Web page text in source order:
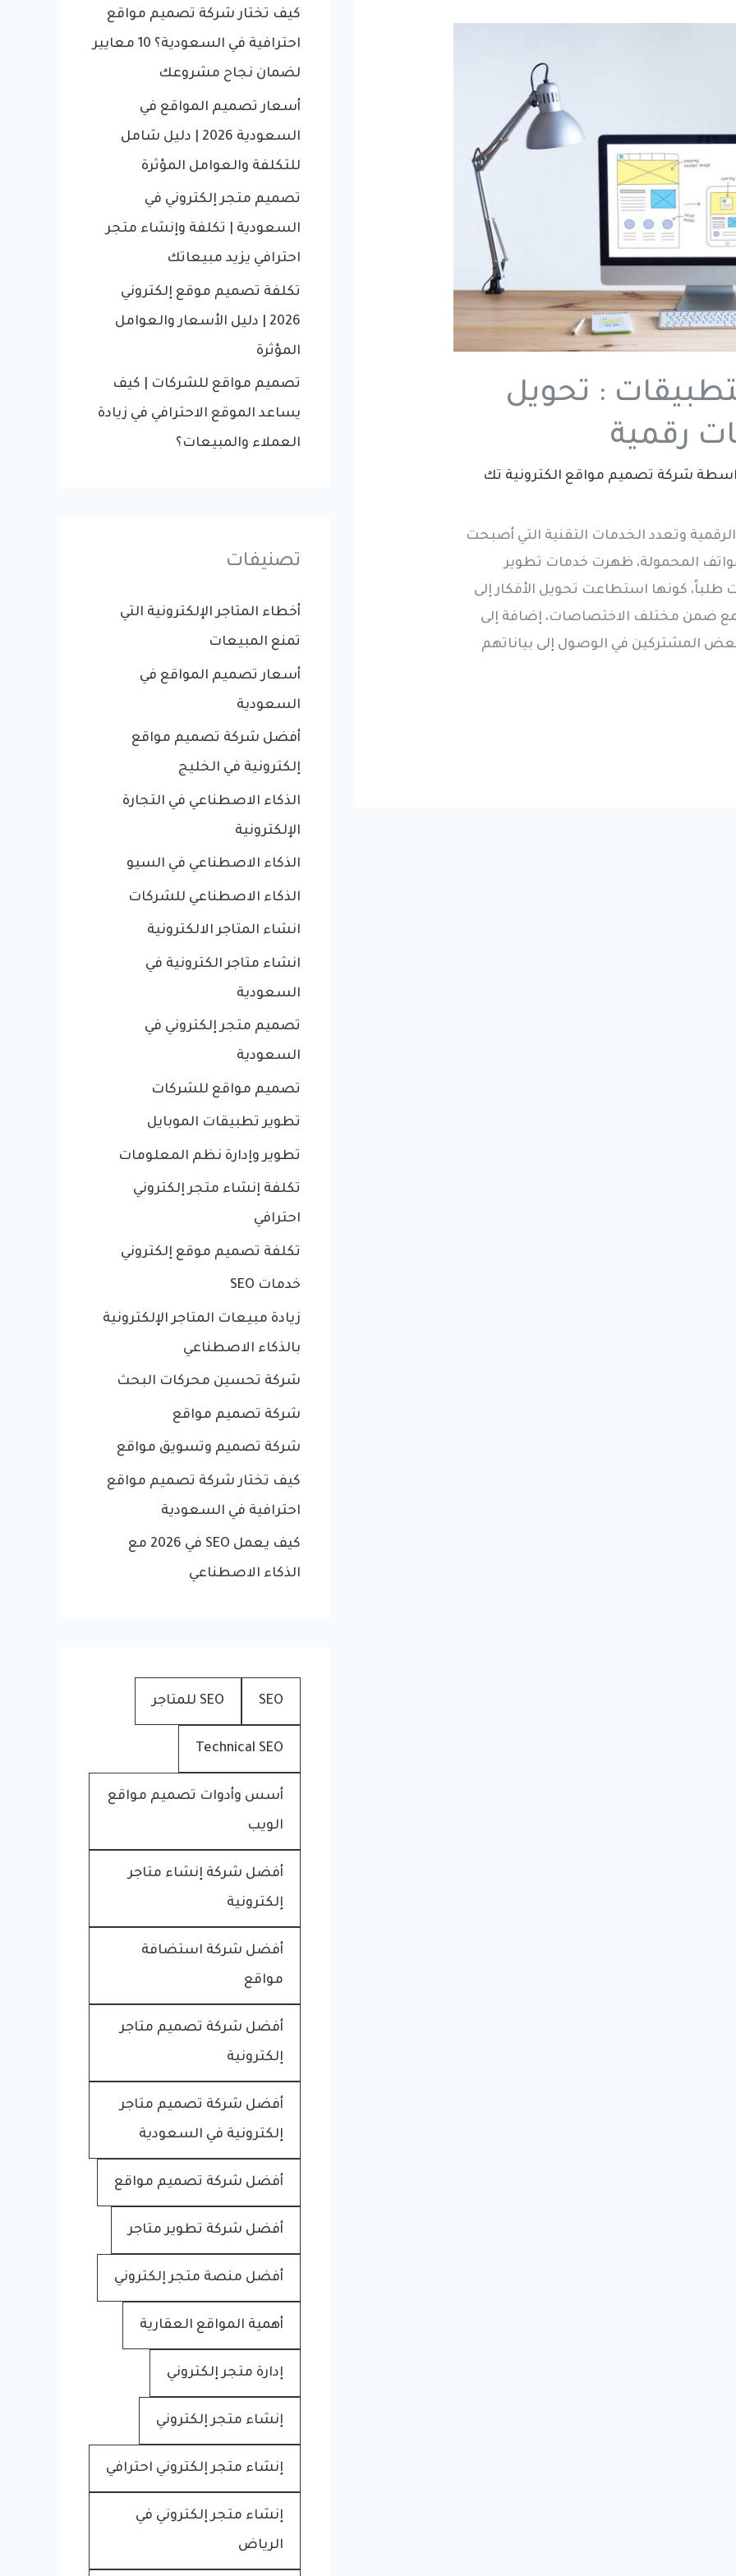
: تحويل
رقمية
شركة تصميم مواقع الكترونية تك
وتعدد الخدمات التقنية التي أصبحت
المحمولة، ظهرت خدمات تطوير
طلباً، كونها استطاعت تحويل الأفكار إلى
ضمن مختلف الاختصاصات، إضافة إلى
المشتركين في الوصول إلى بياناتهم
f
o
r
:
كيف تختار شركة تصميم مواقع
احترافية في السعودية؟ 10 معايير
لضمان نجاح مشروعك
أسعار تصميم المواقع في
السعودية 2026 | دليل شامل
للتكلفة والعوامل المؤثرة
تصميم متجر إلكتروني في
السعودية | تكلفة وإنشاء متجر
احترافي يزيد مبيعاتك
تكلفة تصميم موقع إلكتروني
2026 | دليل الأسعار والعوامل
المؤثرة
تصميم مواقع للشركات | كيف
يساعد الموقع الاحترافي في زيادة
العملاء والمبيعات؟
تصنيفات
أخطاء المتاجر الإلكترونية التي
تمنع المبيعات
أسعار تصميم المواقع في
السعودية
أفضل شركة تصميم مواقع
إلكترونية في الخليج
الذكاء الاصطناعي في التجارة
الإلكترونية
الذكاء الاصطناعي في السيو
الذكاء الاصطناعي للشركات
انشاء المتاجر الالكترونية
انشاء متاجر الكترونية في
السعودية
تصميم متجر إلكتروني في
السعودية
تصميم مواقع للشركات
تطوير تطبيقات الموبايل
تطوير وإدارة نظم المعلومات
تكلفة إنشاء متجر إلكتروني
احترافي
تكلفة تصميم موقع إلكتروني
خدمات SEO
زيادة مبيعات المتاجر الإلكترونية
بالذكاء الاصطناعي
شركة تحسين محركات البحث
شركة تصميم مواقع
شركة تصميم وتسويق مواقع
كيف تختار شركة تصميم مواقع
احترافية في السعودية
كيف يعمل SEO في 2026 مع
الذكاء الاصطناعي
SEO SEO للمتاجر
Technical SEO
أسس وأدوات تصميم مواقع
الويب
أفضل شركة إنشاء متاجر
إلكترونية
أفضل شركة استضافة
مواقع
أفضل شركة تصميم متاجر
إلكترونية
أفضل شركة تصميم متاجر
إلكترونية في السعودية
أفضل شركة تصميم مواقع
أفضل شركة تطوير متاجر
أفضل منصة متجر إلكتروني
أهمية المواقع العقارية
إدارة متجر إلكتروني
إنشاء متجر إلكتروني
إنشاء متجر إلكتروني احترافي
إنشاء متجر إلكتروني في
الرياض